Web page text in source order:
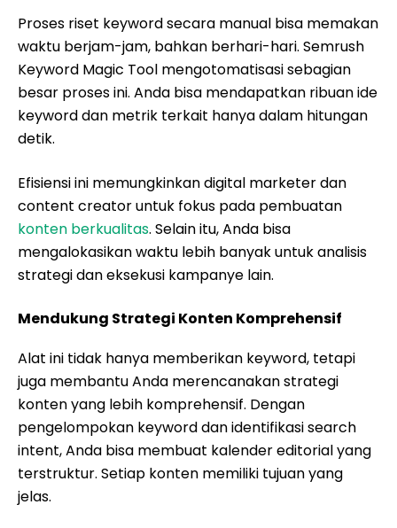
Proses riset keyword secara manual bisa memakan
waktu berjam-jam, bahkan berhari-hari. Semrush
Keyword Magic Tool mengotomatisasi sebagian
besar proses ini. Anda bisa mendapatkan ribuan ide
keyword dan metrik terkait hanya dalam hitungan
detik.
Efisiensi ini memungkinkan digital marketer dan
content creator untuk fokus pada pembuatan
konten berkualitas. Selain itu, Anda bisa
mengalokasikan waktu lebih banyak untuk analisis
strategi dan eksekusi kampanye lain.
Mendukung Strategi Konten Komprehensif
Alat ini tidak hanya memberikan keyword, tetapi
juga membantu Anda merencanakan strategi
konten yang lebih komprehensif. Dengan
pengelompokan keyword dan identifikasi search
intent, Anda bisa membuat kalender editorial yang
terstruktur. Setiap konten memiliki tujuan yang
jelas.